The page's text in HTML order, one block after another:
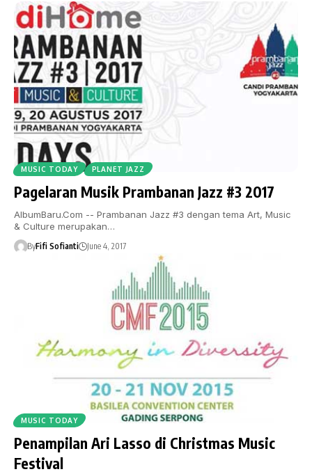
MUSIC TODAY PLANET JAZZ
Pagelaran Musik Prambanan Jazz #3 2017
AlbumBaru.Com -- Prambanan Jazz #3 dengan tema Art, Music
& Culture merupakan…
ByFifi Sofianti June 4, 2017
MUSIC TODAY
Penampilan Ari Lasso di Christmas Music
Festival